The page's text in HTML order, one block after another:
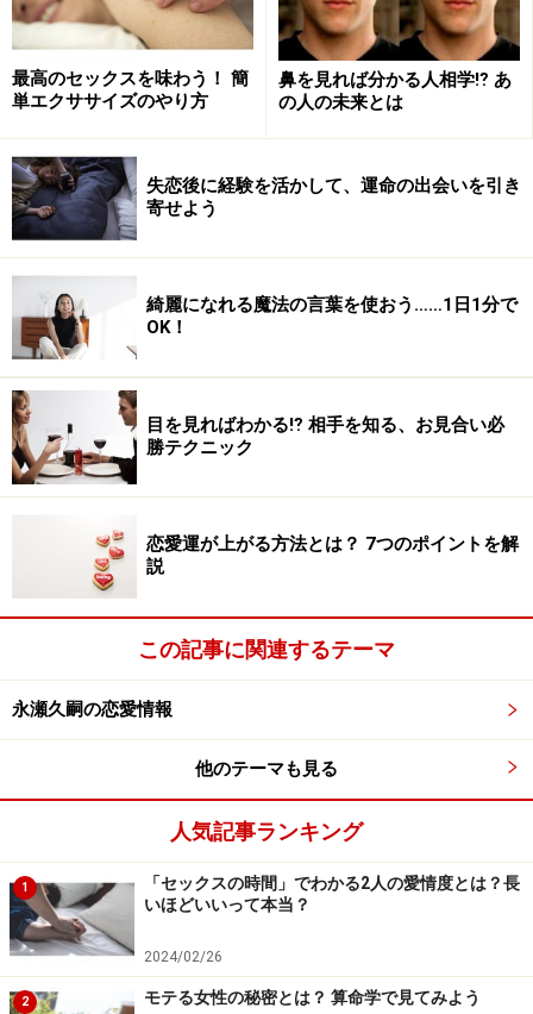
ワーアップします。
恋愛関係の贅肉って一体どんなもの？
ダイエットの基本はなんといっても今まで溜め込んだ無
駄な贅肉をすっきりと落とすこと。おなじことがLダイ
エットにも言えます。
このダイエットの目的は「恋愛関係の贅肉」を落とすこ
と。それでは、「恋愛関係の贅肉」とは一体なんでしょ
うか？
答えは簡単。それは、わたしたちの「こころの進化」を
妨げている「不毛な恋愛関係」のこと。そう、いわゆる
「腐れ縁」というやつに他なりません。
巷では、「恋の悩み」に関するたくさんのアンケートを
目にすることが出来ますが、この中で上位にランクイン
の循環が滞り、恋愛運がどんどん落ち込んで行きます。
最高のセックスを味わう！ 簡
単エクササイズのやり方
鼻を見れば分かる人相学⁉ あ
の人の未来とは
失恋後に経験を活かして、運命の出会いを引き
寄せよう
綺麗になれる魔法の言葉を使おう……1日1分で
OK！
目を見ればわかる⁉ 相手を知る、お見合い必
勝テクニック
恋愛運が上がる方法とは？ 7つのポイントを解
説
この記事に関連するテーマ
永瀬久嗣の恋愛情報
他のテーマも見る
人気記事ランキング
1
「セックスの時間」でわかる2人の愛情度とは？長
いほどいいって本当？
2024/02/26
2 モテる女性の秘密とは？ 算命学で見てみよう